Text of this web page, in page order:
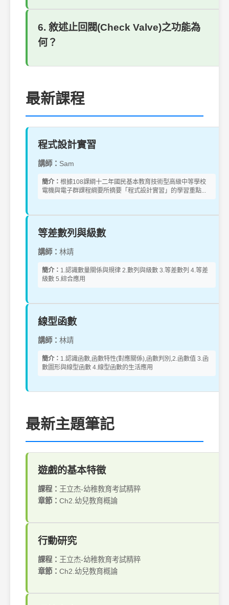
6. 敘述止回閥(Check Valve)之功能為
何？
最新課程
程式設計實習
講師： Sam
簡介： 根據108課綱十二年國民基本教育技術型高級中等學校
電機與電子群課程綱要所摘要「程式設計實習」的學習重點...
等差數列與級數
講師： 林靖
簡介： 1.認識數量關係與規律 2.數列與級數 3.等差數列 4.等差
級數 5.綜合應用
線型函數
講師： 林靖
簡介： 1.認識函數,函數特性(對應關係),函數判別,2.函數值 3.函
數圖形與線型函數 4.線型函數的生活應用
最新主題筆記
遊戲的基本特徵
課程： 王立杰-幼稚教育考試精粹
章節： Ch2.幼兒教育概論
行動研究
課程： 王立杰-幼稚教育考試精粹
章節： Ch2.幼兒教育概論